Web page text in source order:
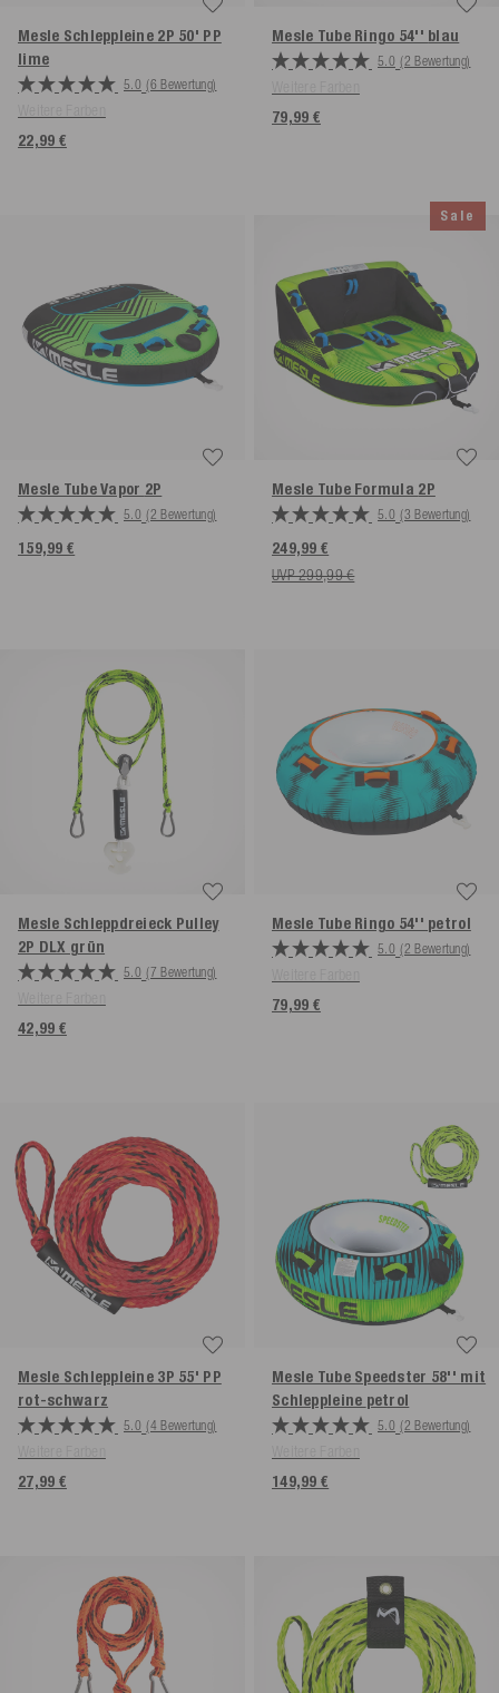
Mesle Schleppleine 2P 50' PP
lime
5.0 (6 Bewertung)
22,99 €
Mesle Tube Ringo 54'' blau
5.0 (2 Bewertung)
79,99 €
Mesle Tube Vapor 2P
5.0 (2 Bewertung)
159,99 €
Sale
Mesle Tube Formula 2P
5.0 (3 Bewertung)
249,99 €
UVP 299,99 €
Mesle Schleppdreieck Pulley
2P DLX grün
5.0 (7 Bewertung)
42,99 €
Mesle Tube Ringo 54'' petrol
5.0 (2 Bewertung)
79,99 €
Mesle Schleppleine 3P 55' PP
rot-schwarz
5.0 (4 Bewertung)
27,99 €
Mesle Tube Speedster 58'' mit
Schleppleine petrol
5.0 (2 Bewertung)
149,99 €